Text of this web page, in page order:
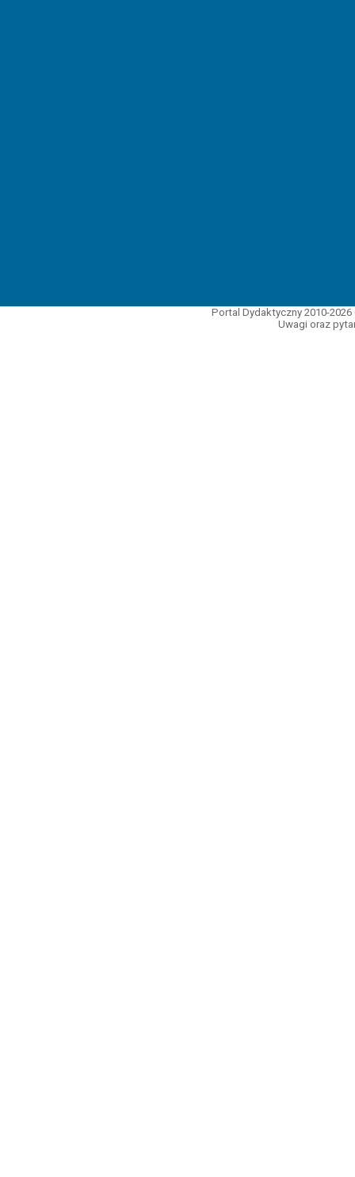
Portal Dydaktyczny 2010-
Uwagi oraz